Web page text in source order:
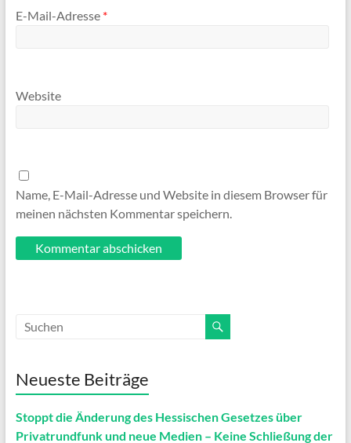
E-Mail-Adresse *
Website
Name, E-Mail-Adresse und Website in diesem Browser für
meinen nächsten Kommentar speichern.
Neueste Beiträge
Stoppt die Änderung des Hessischen Gesetzes über
Privatrundfunk und neue Medien – Keine Schließung der